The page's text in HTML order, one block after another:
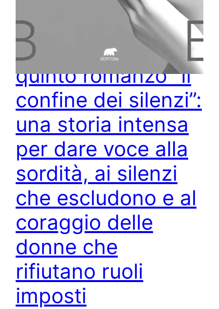
Viviana Picchiarelli
uscita con il suo
quinto romanzo “Il
confine dei silenzi”:
una storia intensa
per dare voce alla
sordità, ai silenzi
che escludono e al
coraggio delle
donne che
rifiutano ruoli
imposti